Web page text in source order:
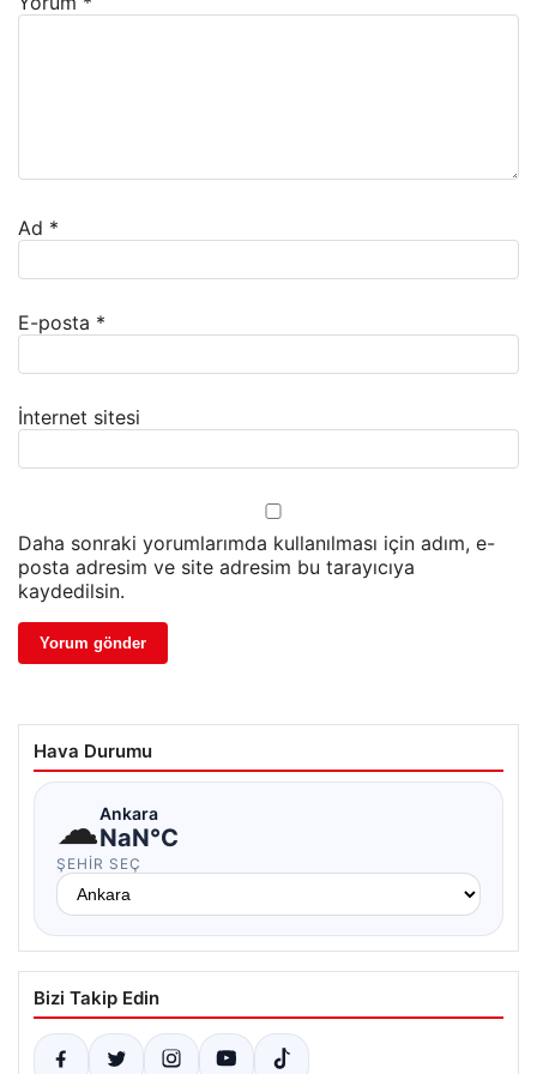
Ad *
E-posta *
İnternet sitesi
Daha sonraki yorumlarımda kullanılması için adım, e-
posta adresim ve site adresim bu tarayıcıya
kaydedilsin.
Hava Durumu
☁Ankara
NaN°C
ŞEHIR SEÇ
Bizi Takip Edin